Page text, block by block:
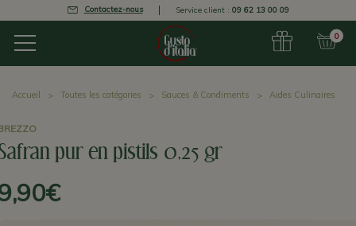
Contactez-nous Service client : 09 62 13 00 09
0
Accueil Toutes les catégories Sauces & Condiments Aides Culinaires
pur en pistils 0,25 gr